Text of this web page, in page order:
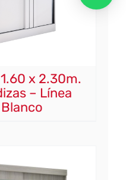
x 2.30m.
– Línea